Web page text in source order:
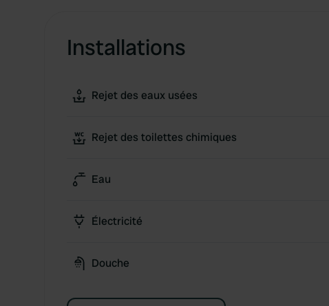
Installations
Rejet des eaux usées
Rejet des toilettes chimiques
Eau
Électricité
Douche